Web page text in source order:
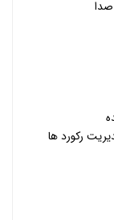
رکورد ها